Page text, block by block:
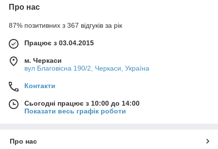
Про нас
87% позитивних з 367 відгуків за рік
Працює з 03.04.2015
м. Черкаси
вул Благовісна 190/2, Черкаси, Україна
Контакти
Сьогодні працює з 10:00 до 14:00
Показати весь графік роботи
Про нас